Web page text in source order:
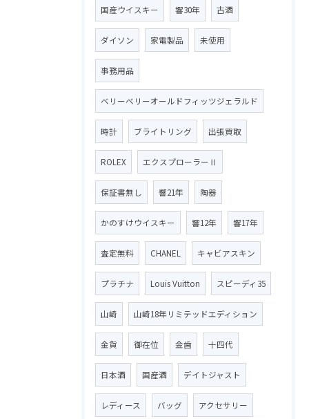
国産ウイスキー 響30年 古酒
ダイソン 家電製品 未使用
事務用品
ベリーベリーオールドフィッツジェラルド
時計 ブライトリング 出張買取
ROLEX エクスプローラーⅡ
保証書無し 響21年 陶器
かのすけウイスキー 響12年 響17年
査定無料 CHANEL キャビアスキン
プラチナ Louis Vuitton スピーディ35
山崎 山崎18年リミテッドエディション
金貨 御在位 金歯 十四代
日本酒 国産酒 デイトジャスト
レディース バッグ アクセサリー